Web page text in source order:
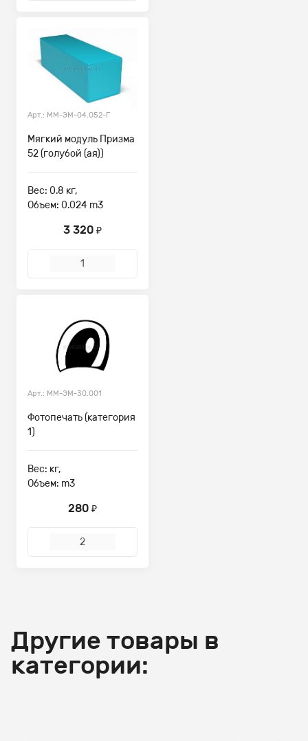
Арт.: ММ-ЭМ-04.052-Г
Мягкий модуль Призма
52 (голубой (ая))
Вес: 0.8 кг,
Объем: 0.024 m3
3 320 ₽
Арт.: ММ-ЭМ-30.001
Фотопечать (категория
1)
Вес: кг,
Объем: m3
280 ₽
Другие товары в
категории: